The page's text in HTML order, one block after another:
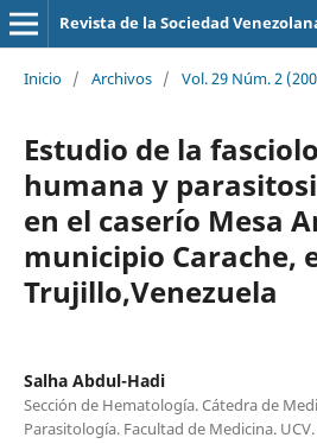
Revista de la Sociedad
Inicio / Archivos / Vol. 29 Núm. 2
Estudio de la
humana y
en el caserío Mesa
municipio Carache,
Trujillo,Venezuela
Salha Abdul-Hadi
Sección de Hematología. Cátedra de
Parasitología. Facultad de Medicina.